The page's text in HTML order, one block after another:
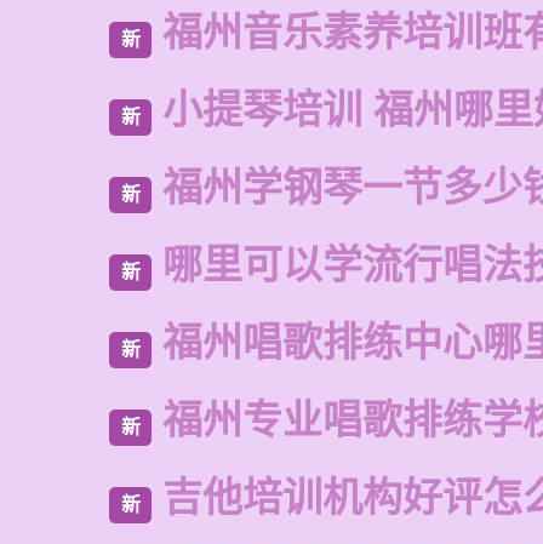
新 福州音乐素养培训班
新 小提琴培训 福州哪
新 福州学钢琴一节多少
新 哪里可以学流行唱法
新 福州唱歌排练中心哪
新 福州专业唱歌排练学
新 吉他培训机构好评怎